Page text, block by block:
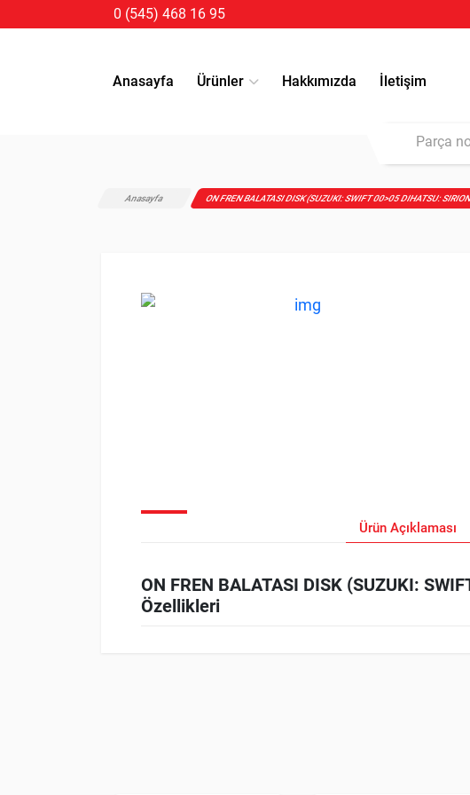
0 (545) 468 16 95
Anasayfa Ürünler Hakkımızda İletişim
Anasayfa ON FREN BALATASI DISK (SUZUKI: SWIFT 00>05 DIHATSU:
Ürün Açıklaması
ON FREN BALATASI DISK (SUZUKI:
Özellikleri